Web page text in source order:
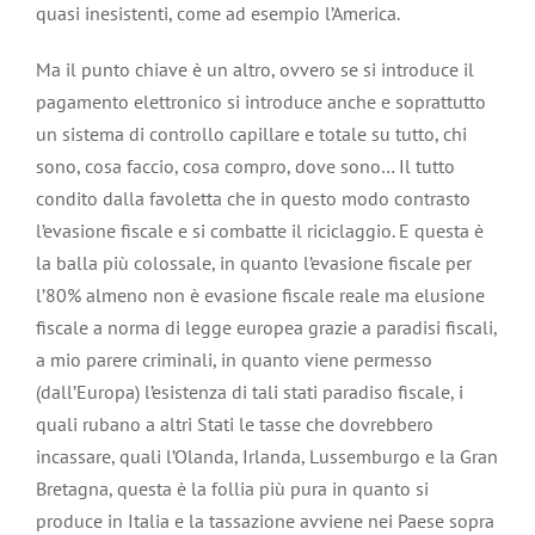
quasi inesistenti, come ad esempio l’America.
Ma il punto chiave è un altro, ovvero se si introduce il
pagamento elettronico si introduce anche e soprattutto
un sistema di controllo capillare e totale su tutto, chi
sono, cosa faccio, cosa compro, dove sono… Il tutto
condito dalla favoletta che in questo modo contrasto
l’evasione fiscale e si combatte il riciclaggio. E questa è
la balla più colossale, in quanto l’evasione fiscale per
l’80% almeno non è evasione fiscale reale ma elusione
fiscale a norma di legge europea grazie a paradisi fiscali,
a mio parere criminali, in quanto viene permesso
(dall’Europa) l’esistenza di tali stati paradiso fiscale, i
quali rubano a altri Stati le tasse che dovrebbero
incassare, quali l’Olanda, Irlanda, Lussemburgo e la Gran
Bretagna, questa è la follia più pura in quanto si
produce in Italia e la tassazione avviene nei Paese sopra